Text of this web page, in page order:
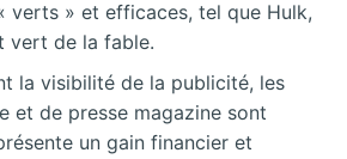
verts » et efficaces, tel que Hulk,
vert de la fable.
la visibilité de la publicité, les
et de presse magazine sont
un gain financier et